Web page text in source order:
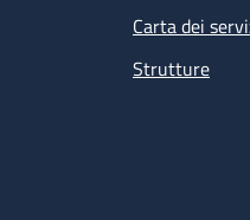
Carta dei
Strutture